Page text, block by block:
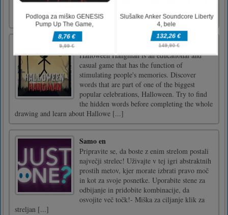
za cilj in streljanje, 1234 - preklop orožja
Halloween Hangman
Halloween Hangman is an educational and
casual game that has the function of
stimulating people's memories. Discover
words that are part of one of the biggest
popular celebrations, Halloween. Try to find
the hidden words before completing the whole
drawing and learn about Hallowe [...]
Samo en
Pripravite se, da boste z enim strelom postali
največji strelec! Uživajte v tej igri abstraktnih
prostih metov, kjer morate izbrati pravo moč
in kot za svoje posnetke. Uporabite stene za
odbijanje in pridobite kombinacije, da
osvojite več točk!- Miška za ciljanje klik za
streljan [...]